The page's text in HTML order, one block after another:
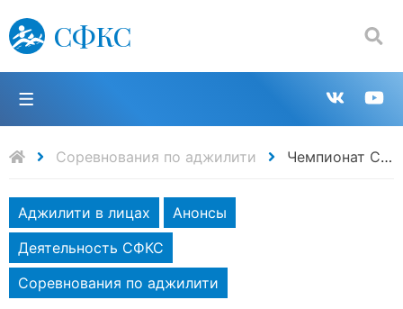
СФКС
Поиск:
в
Соревнования по аджилити Чемпионат Санкт-Петербурга по аджилити 2019
Аджилити в лицах
Анонсы
Деятельность СФКС
Соревнования по аджилити